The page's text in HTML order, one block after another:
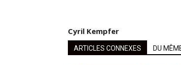
Cyril Kempfer
ARTICLES CONNEXES DU